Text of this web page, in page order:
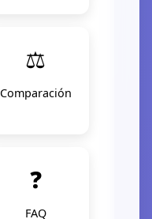
⚖️
Comparación
❓
FAQ